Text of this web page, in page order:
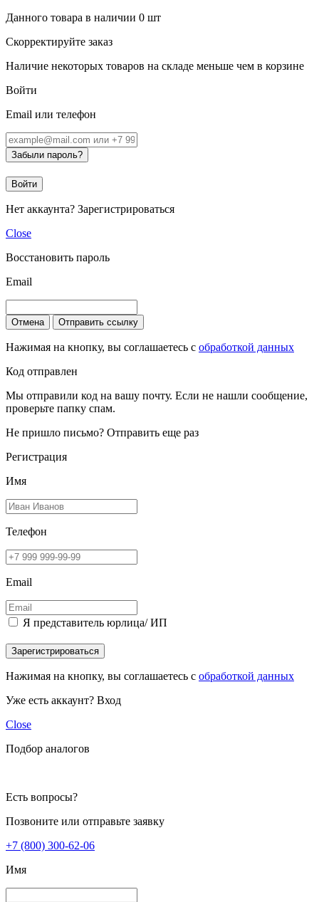
Данного товара в наличии 0 шт
Скорректируйте заказ
Наличие некоторых товаров на складе меньше чем в корзине
Войти
Email или телефон
Забыли пароль?
Войти
Нет аккаунта? Зарегистрироваться
Close
Восстановить пароль
Email
Отмена Отправить ссылку
Нажимая на кнопку, вы соглашаетесь с обработкой данных
Код отправлен
Мы отправили код на вашу почту. Если не нашли сообщение,
проверьте папку спам.
Не пришло письмо? Отправить еще раз
Регистрация
Имя
Телефон
Email
Я представитель юрлица/ ИП
Зарегистрироваться
Нажимая на кнопку, вы соглашаетесь с обработкой данных
Уже есть аккаунт? Вход
Close
Подбор аналогов
Есть вопросы?
Позвоните или отправьте заявку
+7 (800) 300-62-06
Имя